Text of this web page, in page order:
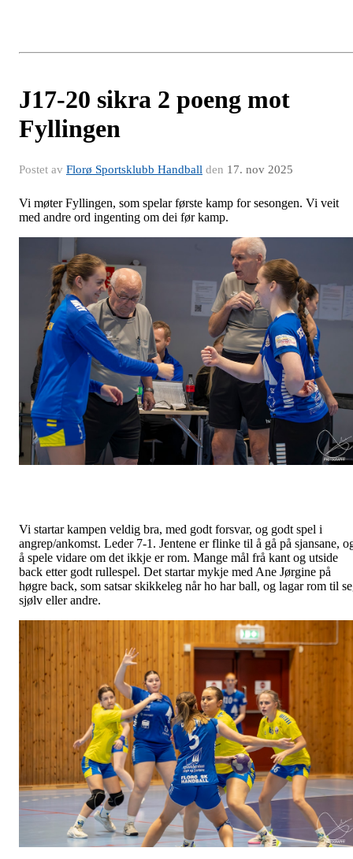
J17-20 sikra 2 poeng mot
Fyllingen
Postet av Florø Sportsklubb Handball den 17. nov 2025
Vi møter Fyllingen, som spelar første kamp for sesongen. Vi veit
med andre ord ingenting om dei før kamp.
Vi startar kampen veldig bra, med godt forsvar, og godt spel i
angrep/ankomst. Leder 7-1. Jentene er flinke til å gå på sjansane,
å spele vidare om det ikkje er rom. Mange mål frå kant og utside
back etter godt rullespel. Det startar mykje med Ane Jørgine på
høgre back, som satsar skikkeleg når ho har ball, og lagar rom til
sjølv eller andre.